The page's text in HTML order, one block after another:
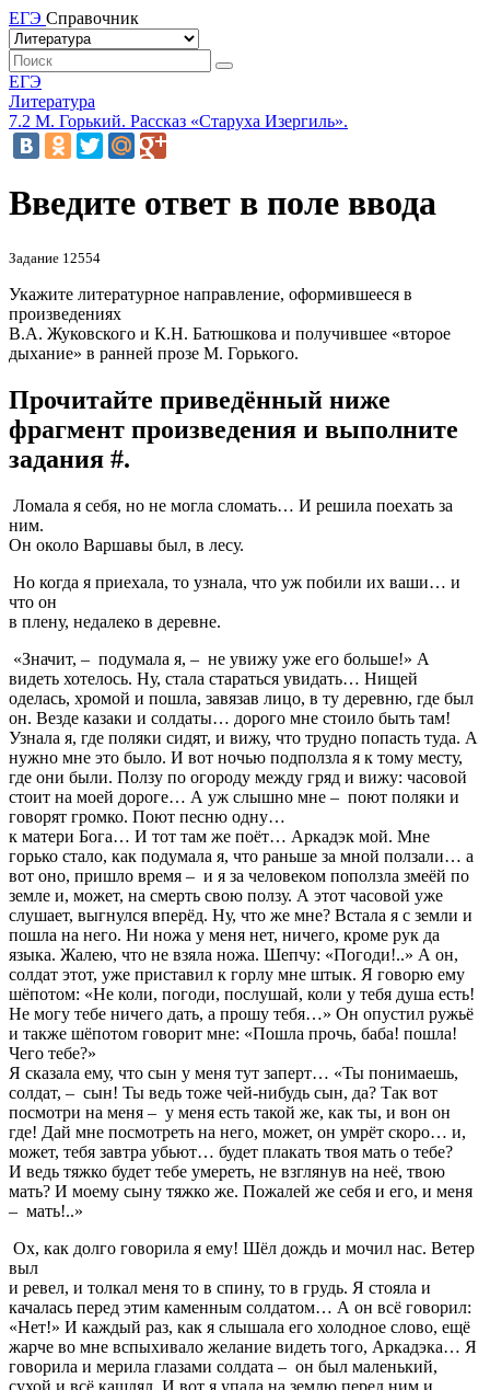
ЕГЭ Справочник
ЕГЭ
Литература
7.2 М. Горький. Рассказ «Старуха Изергиль».
Введите ответ в поле ввода
Задание 12554
Укажите литературное направление, оформившееся в
произведениях
В.А. Жуковского и К.Н. Батюшкова и получившее «второе
дыхание» в ранней прозе М. Горького.
Прочитайте приведённый ниже
фрагмент произведения и выполните
задания #.
Ломала я себя, но не могла сломать… И решила поехать за
ним.
Он около Варшавы был, в лесу.
Но когда я приехала, то узнала, что уж побили их ваши… и
что он
в плену, недалеко в деревне.
«Значит, – подумала я, – не увижу уже его больше!» А
видеть хотелось. Ну, стала стараться увидать… Нищей
оделась, хромой и пошла, завязав лицо, в ту деревню, где был
он. Везде казаки и солдаты… дорого мне стоило быть там!
Узнала я, где поляки сидят, и вижу, что трудно попасть туда. А
нужно мне это было. И вот ночью подползла я к тому месту,
где они были. Ползу по огороду между гряд и вижу: часовой
стоит на моей дороге… А уж слышно мне – поют поляки и
говорят громко. Поют песню одну…
к матери Бога… И тот там же поёт… Аркадэк мой. Мне
горько стало, как подумала я, что раньше за мной ползали… а
вот оно, пришло время – и я за человеком поползла змеёй по
земле и, может, на смерть свою ползу. А этот часовой уже
слушает, выгнулся вперёд. Ну, что же мне? Встала я с земли и
пошла на него. Ни ножа у меня нет, ничего, кроме рук да
языка. Жалею, что не взяла ножа. Шепчу: «Погоди!..» А он,
солдат этот, уже приставил к горлу мне штык. Я говорю ему
шёпотом: «Не коли, погоди, послушай, коли у тебя душа есть!
Не могу тебе ничего дать, а прошу тебя…» Он опустил ружьё
и также шёпотом говорит мне: «Пошла прочь, баба! пошла!
Чего тебе?»
Я сказала ему, что сын у меня тут заперт… «Ты понимаешь,
солдат, – сын! Ты ведь тоже чей-нибудь сын, да? Так вот
посмотри на меня – у меня есть такой же, как ты, и вон он
где! Дай мне посмотреть на него, может, он умрёт скоро… и,
может, тебя завтра убьют… будет плакать твоя мать о тебе?
И ведь тяжко будет тебе умереть, не взглянув на неё, твою
мать? И моему сыну тяжко же. Пожалей же себя и его, и меня
– мать!..»
Ох, как долго говорила я ему! Шёл дождь и мочил нас. Ветер
выл
и ревел, и толкал меня то в спину, то в грудь. Я стояла и
качалась перед этим каменным солдатом… А он всё говорил:
«Нет!» И каждый раз, как я слышала его холодное слово, ещё
жарче во мне вспыхивало желание видеть того, Аркадэка… Я
говорила и мерила глазами солдата – он был маленький,
сухой и всё кашлял. И вот я упала на землю перед ним и,